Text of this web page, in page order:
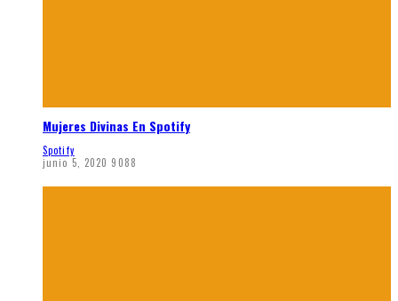
Mujeres Divinas En Spotify
Spotify
junio 5, 2020 9088